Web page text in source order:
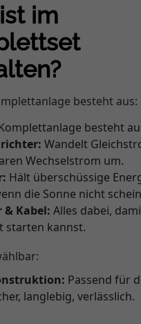
im
besteht aus:
besteht
Wandelt
Wechselstrom um.
Hält überschüssige
die Sonne nicht
& Kabel: Alles dabei,
starten kannst.
Passend für
langlebig, verlässlich.